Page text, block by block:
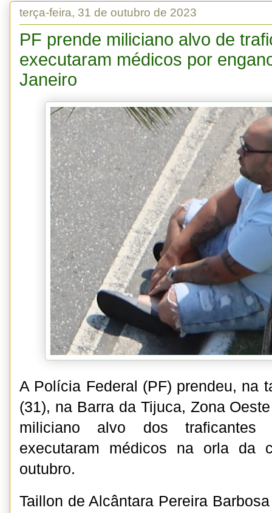
terça-feira, 31 de outubro de 2023
PF prende miliciano alvo de
executaram médicos por
Janeiro
A Polícia Federal (PF) prendeu, na
(31), na Barra da Tijuca, Zona
miliciano alvo dos traficantes
executaram médicos na orla da
outubro.
Taillon de Alcântara Pereira